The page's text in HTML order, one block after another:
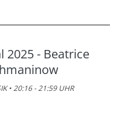
2025 - Beatrice
• 20:16 - 21:59 UHR